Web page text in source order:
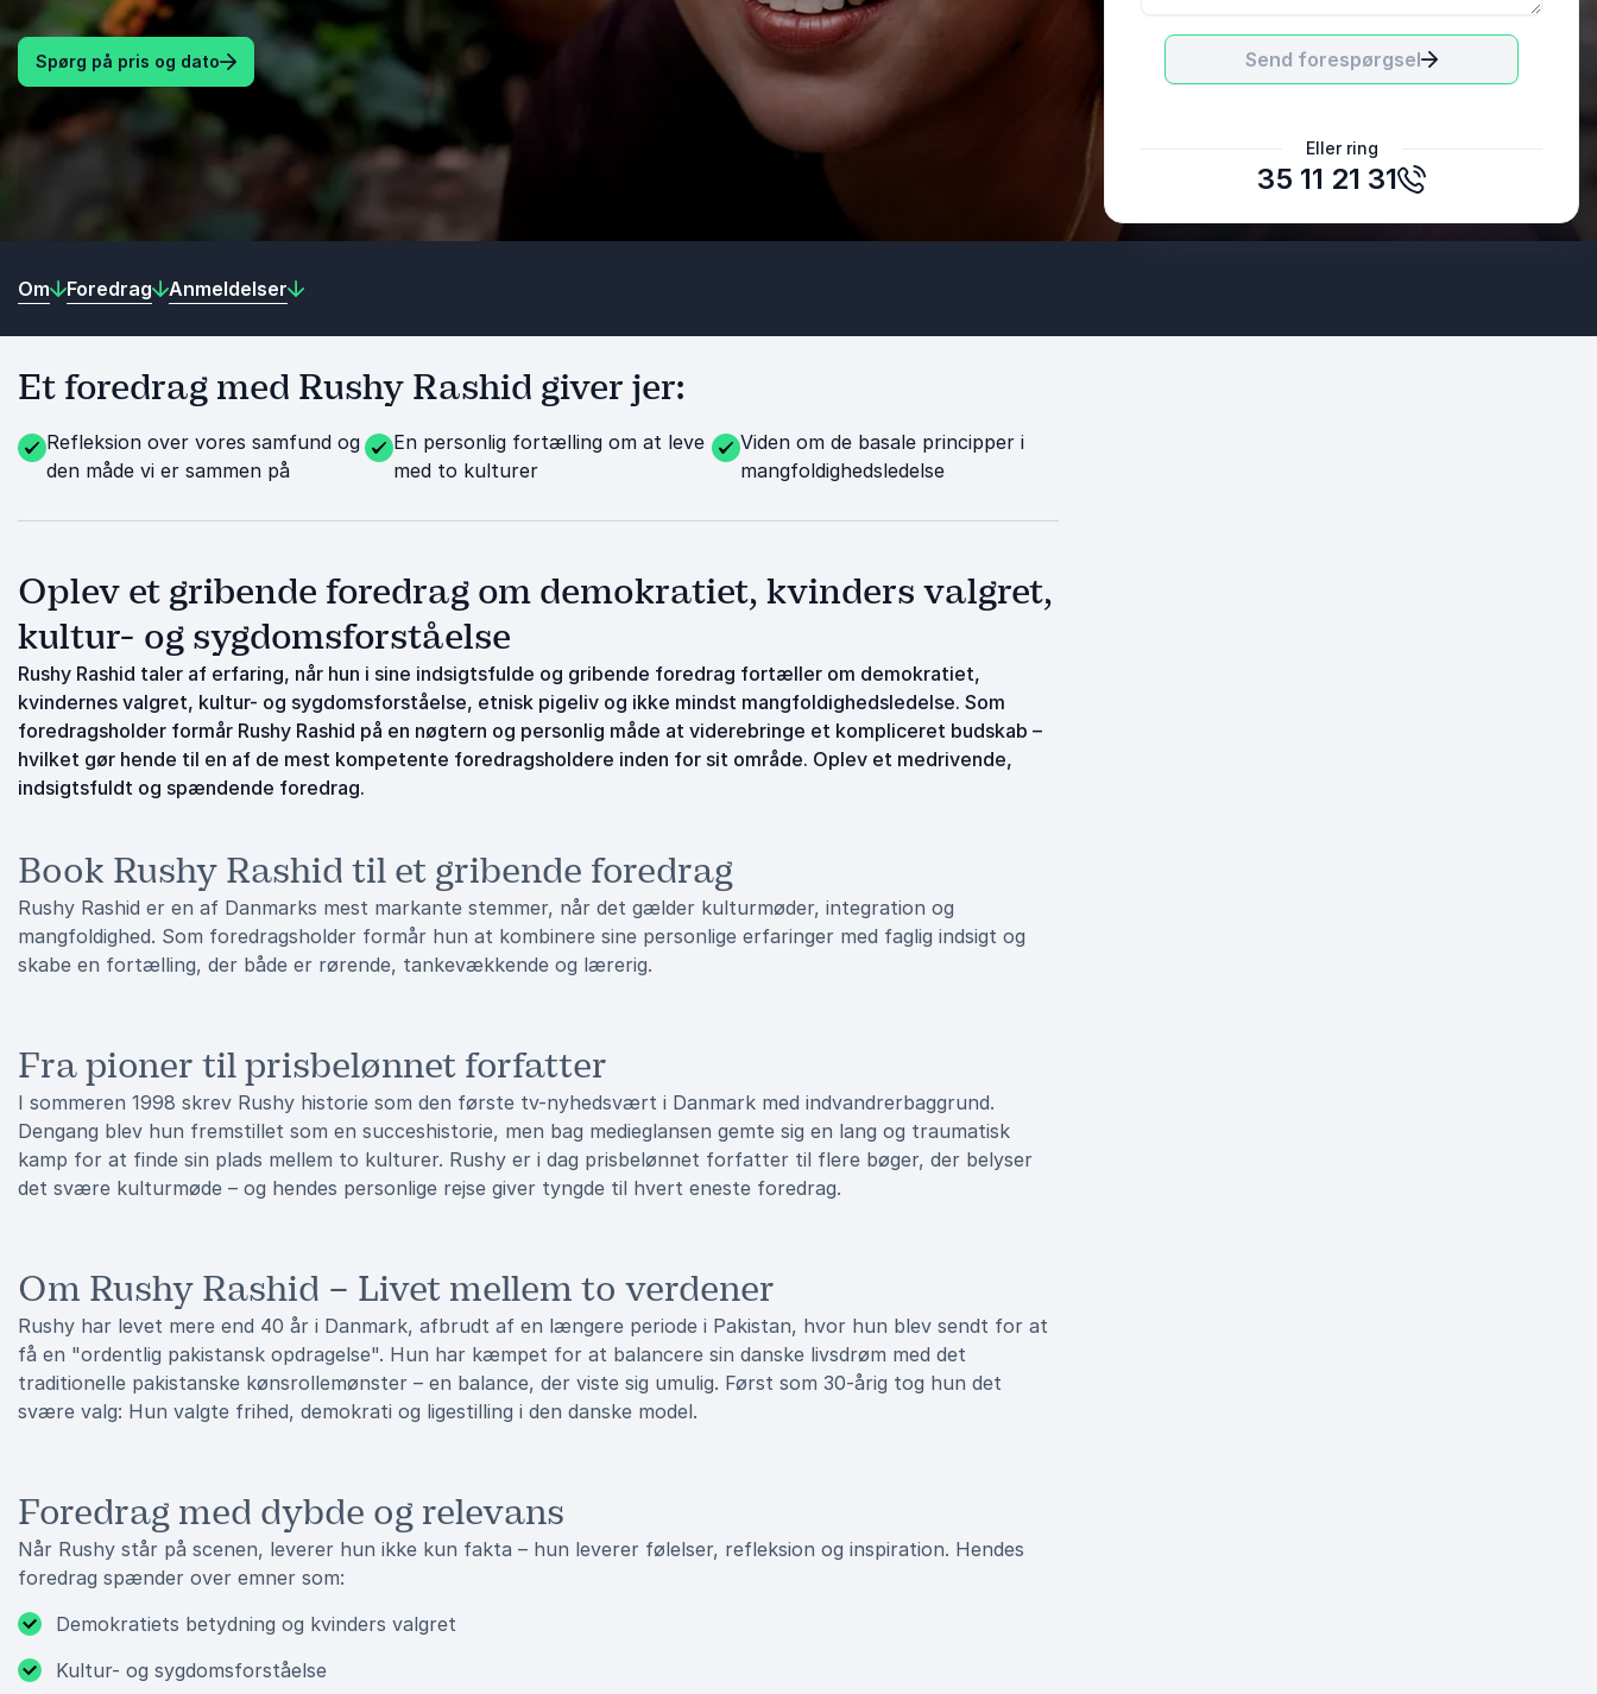
Spørg på pris og dato Send forespørgsel
Eller ring
35 11 21 31
Om Foredrag Anmeldelser
Et foredrag med Rushy Rashid giver jer:
Refleksion over vores samfund og
den måde vi er sammen på
En personlig fortælling om at leve
med to kulturer
Viden om de basale principper i
mangfoldighedsledelse
Oplev et gribende foredrag om demokratiet, kvinders valgret,
kultur- og sygdomsforståelse
Rushy Rashid taler af erfaring, når hun i sine indsigtsfulde og gribende foredrag fortæller om demokratiet,
kvindernes valgret, kultur- og sygdomsforståelse, etnisk pigeliv og ikke mindst mangfoldighedsledelse. Som
foredragsholder formår Rushy Rashid på en nøgtern og personlig måde at viderebringe et kompliceret budskab –
hvilket gør hende til en af de mest kompetente foredragsholdere inden for sit område. Oplev et medrivende,
indsigtsfuldt og spændende foredrag.
Book Rushy Rashid til et gribende foredrag
Rushy Rashid er en af Danmarks mest markante stemmer, når det gælder kulturmøder, integration og
mangfoldighed. Som foredragsholder formår hun at kombinere sine personlige erfaringer med faglig indsigt og
skabe en fortælling, der både er rørende, tankevækkende og lærerig.
Fra pioner til prisbelønnet forfatter
I sommeren 1998 skrev Rushy historie som den første tv-nyhedsvært i Danmark med indvandrerbaggrund.
Dengang blev hun fremstillet som en succeshistorie, men bag medieglansen gemte sig en lang og traumatisk
kamp for at finde sin plads mellem to kulturer. Rushy er i dag prisbelønnet forfatter til flere bøger, der belyser
det svære kulturmøde – og hendes personlige rejse giver tyngde til hvert eneste foredrag.
Om Rushy Rashid – Livet mellem to verdener
Rushy har levet mere end 40 år i Danmark, afbrudt af en længere periode i Pakistan, hvor hun blev sendt for at
få en "ordentlig pakistansk opdragelse". Hun har kæmpet for at balancere sin danske livsdrøm med det
traditionelle pakistanske kønsrollemønster – en balance, der viste sig umulig. Først som 30-årig tog hun det
svære valg: Hun valgte frihed, demokrati og ligestilling i den danske model.
Foredrag med dybde og relevans
Når Rushy står på scenen, leverer hun ikke kun fakta – hun leverer følelser, refleksion og inspiration. Hendes
foredrag spænder over emner som:
Demokratiets betydning og kvinders valgret
Kultur- og sygdomsforståelse